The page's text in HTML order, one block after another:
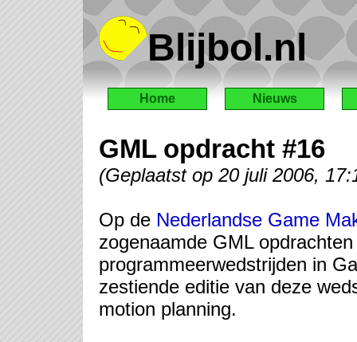
Blijbol.nl
Home Nieuws
GML opdracht #16
(Geplaatst op 20 juli 2006,
Op de Nederlandse Game
zogenaamde GML
programmeerwedstrijden in
zestiende editie van deze
motion planning.